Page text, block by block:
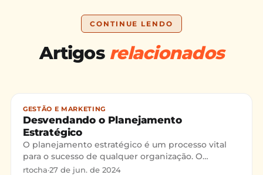
CONTINUE LENDO
Artigos relacionados
GESTÃO E MARKETING
Desvendando o Planejamento
Estratégico
O planejamento estratégico é um processo vital
para o sucesso de qualquer organização. O
processo de planejamento estratégico envolve
rtocha·27 de jun. de 2024